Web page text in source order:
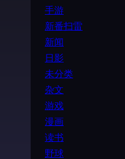
手游
新番扫雷
新闻
日影
未分类
杂文
游戏
漫画
读书
野球